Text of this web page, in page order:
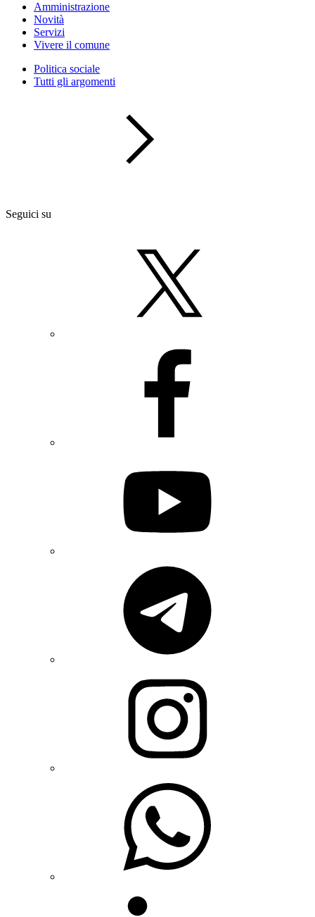
Amministrazione
Novità
Servizi
Vivere il comune
Politica sociale
Tutti gli argomenti
Seguici su